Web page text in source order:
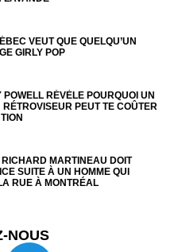
VEUT QUE QUELQU’UN
GIRLY POP
POWELL RÉVÈLE POURQUOI UN
PEUT TE COÛTER
MARTINEAU DOIT
SUITE À UN HOMME QUI
RUE À MONTRÉAL
NOUS